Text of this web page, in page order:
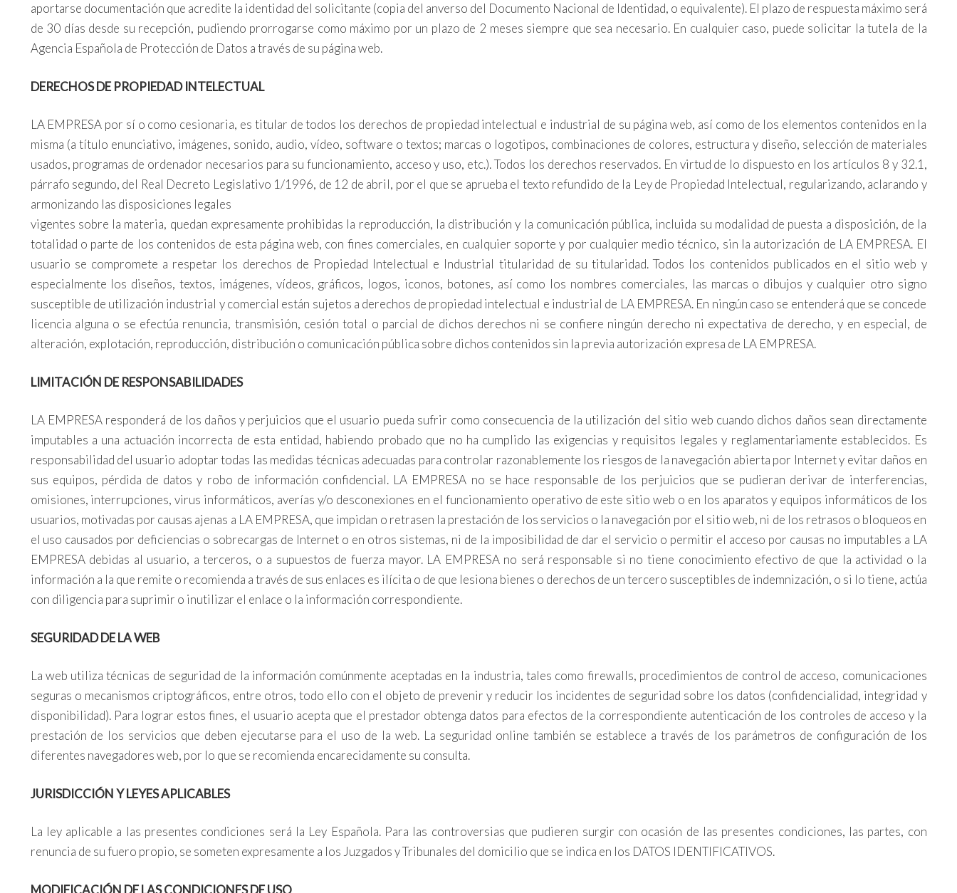
aportarse documentación que acredite la identidad del solicitante (copia del anverso del Documento Nacional de Identidad, o equivalente). El plazo de respuesta máximo será
de 30 días desde su recepción, pudiendo prorrogarse como máximo por un plazo de 2 meses siempre que sea necesario. En cualquier caso, puede solicitar la tutela de la
Agencia Española de Protección de Datos a través de su página web.
DERECHOS DE PROPIEDAD INTELECTUAL
LA EMPRESA por sí o como cesionaria, es titular de todos los derechos de propiedad intelectual e industrial de su página web, así como de los elementos contenidos en la
misma (a título enunciativo, imágenes, sonido, audio, vídeo, software o textos; marcas o logotipos, combinaciones de colores, estructura y diseño, selección de materiales
usados, programas de ordenador necesarios para su funcionamiento, acceso y uso, etc.). Todos los derechos reservados. En virtud de lo dispuesto en los artículos 8 y 32.1,
párrafo segundo, del Real Decreto Legislativo 1/1996, de 12 de abril, por el que se aprueba el texto refundido de la Ley de Propiedad Intelectual, regularizando, aclarando y
armonizando las disposiciones legales
vigentes sobre la materia, quedan expresamente prohibidas la reproducción, la distribución y la comunicación pública, incluida su modalidad de puesta a disposición, de la
totalidad o parte de los contenidos de esta página web, con fines comerciales, en cualquier soporte y por cualquier medio técnico, sin la autorización de LA EMPRESA. El
usuario se compromete a respetar los derechos de Propiedad Intelectual e Industrial titularidad de su titularidad. Todos los contenidos publicados en el sitio web y
especialmente los diseños, textos, imágenes, vídeos, gráficos, logos, iconos, botones, así como los nombres comerciales, las marcas o dibujos y cualquier otro signo
susceptible de utilización industrial y comercial están sujetos a derechos de propiedad intelectual e industrial de LA EMPRESA. En ningún caso se entenderá que se concede
licencia alguna o se efectúa renuncia, transmisión, cesión total o parcial de dichos derechos ni se confiere ningún derecho ni expectativa de derecho, y en especial, de
alteración, explotación, reproducción, distribución o comunicación pública sobre dichos contenidos sin la previa autorización expresa de LA EMPRESA.
LIMITACIÓN DE RESPONSABILIDADES
LA EMPRESA responderá de los daños y perjuicios que el usuario pueda sufrir como consecuencia de la utilización del sitio web cuando dichos daños sean directamente
imputables a una actuación incorrecta de esta entidad, habiendo probado que no ha cumplido las exigencias y requisitos legales y reglamentariamente establecidos. Es
responsabilidad del usuario adoptar todas las medidas técnicas adecuadas para controlar razonablemente los riesgos de la navegación abierta por Internet y evitar daños en
sus equipos, pérdida de datos y robo de información confidencial. LA EMPRESA no se hace responsable de los perjuicios que se pudieran derivar de interferencias,
omisiones, interrupciones, virus informáticos, averías y/o desconexiones en el funcionamiento operativo de este sitio web o en los aparatos y equipos informáticos de los
usuarios, motivadas por causas ajenas a LA EMPRESA, que impidan o retrasen la prestación de los servicios o la navegación por el sitio web, ni de los retrasos o bloqueos en
el uso causados por deficiencias o sobrecargas de Internet o en otros sistemas, ni de la imposibilidad de dar el servicio o permitir el acceso por causas no imputables a LA
EMPRESA debidas al usuario, a terceros, o a supuestos de fuerza mayor. LA EMPRESA no será responsable si no tiene conocimiento efectivo de que la actividad o la
información a la que remite o recomienda a través de sus enlaces es ilícita o de que lesiona bienes o derechos de un tercero susceptibles de indemnización, o si lo tiene, actúa
con diligencia para suprimir o inutilizar el enlace o la información correspondiente.
SEGURIDAD DE LA WEB
La web utiliza técnicas de seguridad de la información comúnmente aceptadas en la industria, tales como firewalls, procedimientos de control de acceso, comunicaciones
seguras o mecanismos criptográficos, entre otros, todo ello con el objeto de prevenir y reducir los incidentes de seguridad sobre los datos (confidencialidad, integridad y
disponibilidad). Para lograr estos fines, el usuario acepta que el prestador obtenga datos para efectos de la correspondiente autenticación de los controles de acceso y la
prestación de los servicios que deben ejecutarse para el uso de la web. La seguridad online también se establece a través de los parámetros de configuración de los
diferentes navegadores web, por lo que se recomienda encarecidamente su consulta.
JURISDICCIÓN Y LEYES APLICABLES
La ley aplicable a las presentes condiciones será la Ley Española. Para las controversias que pudieren surgir con ocasión de las presentes condiciones, las partes, con
renuncia de su fuero propio, se someten expresamente a los Juzgados y Tribunales del domicilio que se indica en los DATOS IDENTIFICATIVOS.
MODIFICACIÓN DE LAS CONDICIONES DE USO